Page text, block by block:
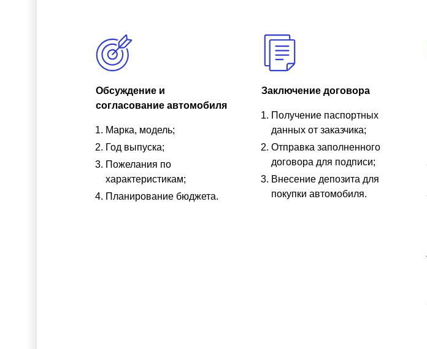
Обсуждение и
согласование автомобиля
Марка, модель;
Год выпуска;
Пожелания по
характеристикам;
Планирование бюджета.
Заключение договора
Получение паспортных
данных от заказчика;
Отправка заполненного
договора для подписи;
Внесение депозита для
покупки автомобиля.